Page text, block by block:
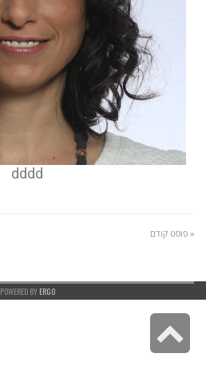
dddd
« פוסט קודם
POWERED BY ERGO
לראש